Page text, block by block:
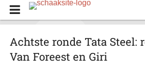
Achtste ronde Tata Steel:
Van Foreest en Giri